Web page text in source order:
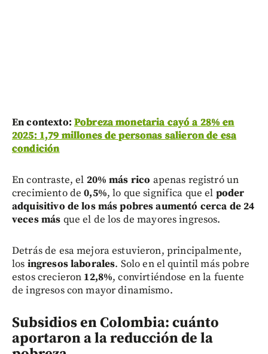
En contexto: Pobreza monetaria cayó a 28% en
2025: 1,79 millones de personas salieron de esa
condición
En contraste, el 20% más rico apenas registró un
crecimiento de0,5%, lo que significa que el poder
adquisitivo de los más pobres aumentó cerca de 24
veces más que el de los de mayores ingresos.
Detrás de esa mejora estuvieron, principalmente,
los ingresos laborales. Solo en el quintil más pobre
estos crecieron 12,8%, convirtiéndose en la fuente
de ingresos con mayor dinamismo.
Subsidios en Colombia: cuánto
aportaron a la reducción de la